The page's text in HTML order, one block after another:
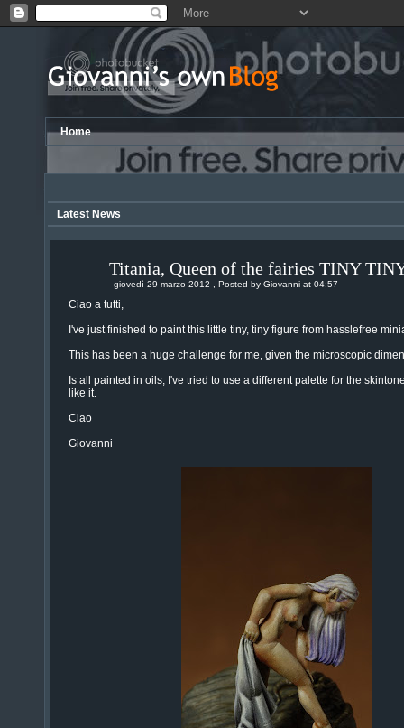
Home
Latest News
Titania, Queen of the fairies TINY
giovedì 29 marzo 2012 , Posted by Giovanni at 04:57
Ciao a tutti,
I've just finished to paint this little tiny, tiny figure from hasslefree
This has been a huge challenge for me, given the microscopic
Is all painted in oils, I've tried to use a different palette for the
like it.
Ciao
Giovanni